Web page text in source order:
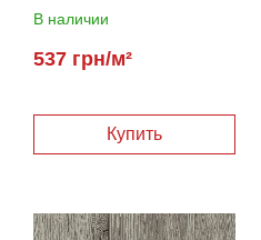
В наличии
537 грн/м²